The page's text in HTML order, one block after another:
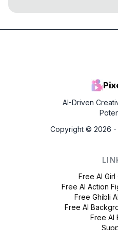
AI-Driven
Copyright © 2026 -
Free AI
Free AI Action
Free Ghibli
Free AI
Free AI